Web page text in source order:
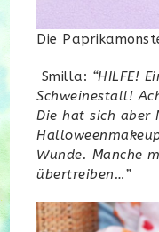
Die
Smilla: “HILFE!
Schweinestall!
Die hat sich aber
Wunde. Manche
übertreiben…”